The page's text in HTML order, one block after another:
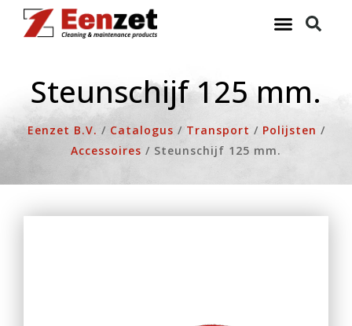
naar
Steunschijf 125 mm.
Eenzet B.V. / Catalogus /Transport / Polijsten /
Accessoires / Steunschijf 125 mm.